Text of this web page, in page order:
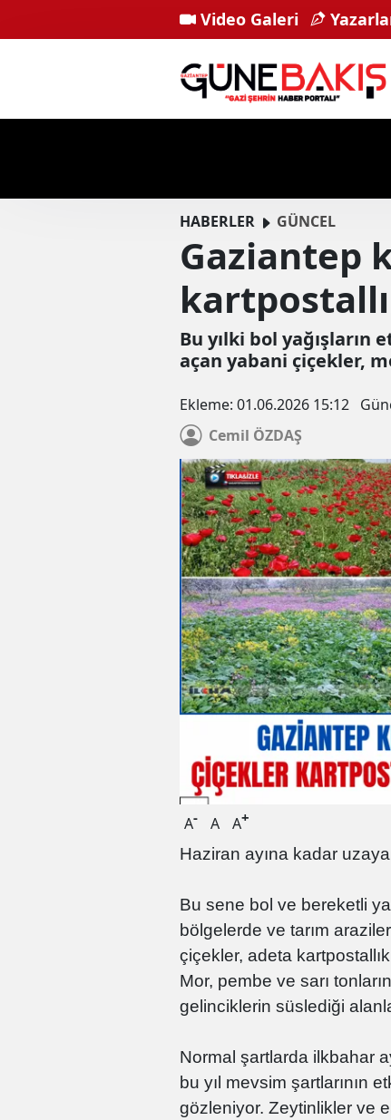
Video Galeri
HABERLER GÜNCEL
Gaziantep
Bu yılki bol
açan yabani çiçekler,
Ekleme: 01.06.2026 15:12
Cemil ÖZDAŞ
A- A A+
Haziran ayına kadar
Bu sene bol ve bereketli
bölgelerde ve tarım
çiçekler, adeta
Mor, pembe ve sarı
gelinciklerin süslediği
Normal şartlarda ilkbahar
bu yıl mevsim şartlarının
gözleniyor. Zeytinlikler ve
Şahinbey’de sağlığa
sakatatlar imha edildi